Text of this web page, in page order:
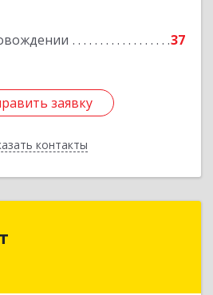
37
заявку
контакты
заявку
Назад
Автономный округ